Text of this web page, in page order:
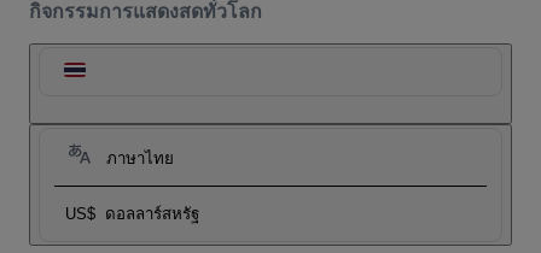
กิจกรรมการแสดงสดทั่วโลก
ภาษาไทย
US$ ดอลลาร์สหรัฐ